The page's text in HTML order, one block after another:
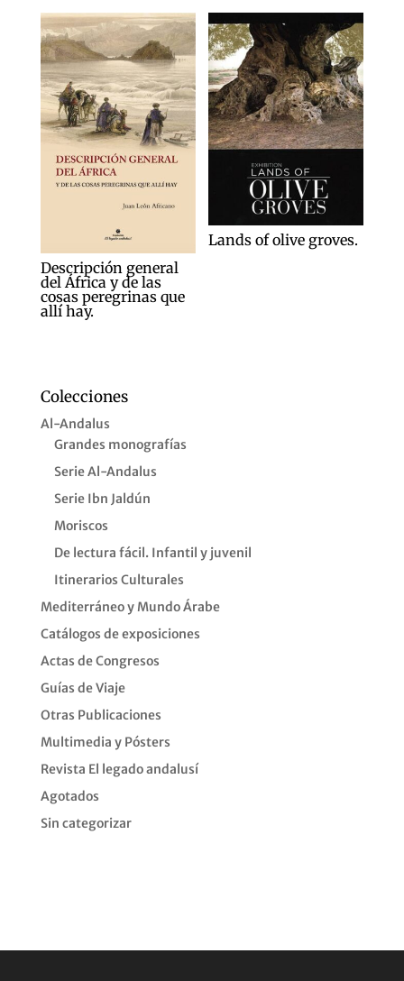
Descripción general
del África y de las
cosas peregrinas que
allí hay.
Lands of olive groves.
Colecciones
Al-Andalus
Grandes monografías
Serie Al-Andalus
Serie Ibn Jaldún
Moriscos
De lectura fácil. Infantil y juvenil
Itinerarios Culturales
Mediterráneo y Mundo Árabe
Catálogos de exposiciones
Actas de Congresos
Guías de Viaje
Otras Publicaciones
Multimedia y Pósters
Revista El legado andalusí
Agotados
Sin categorizar